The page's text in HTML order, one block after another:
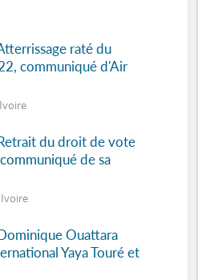
raté du
communiqué d'Air
du droit de vote
de sa
Ouattara
Yaya Touré et